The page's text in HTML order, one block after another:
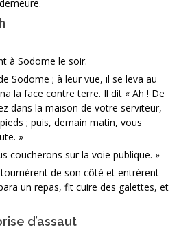
à Sodome le soir.
Sodome ; à leur vue, il se leva au
la face contre terre. Il dit « Ah ! De
dans la maison de votre serviteur,
; puis, demain matin, vous
»
coucherons sur la voie publique. »
de son côté et entrèrent
un repas, fit cuire des galettes, et
d’assaut